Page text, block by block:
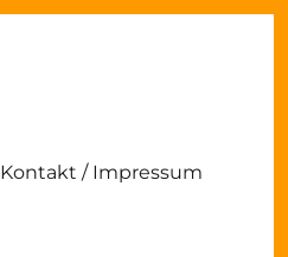
Kontakt / Impressum